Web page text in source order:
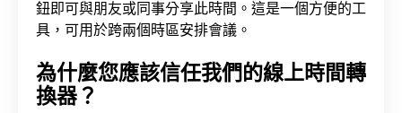
鈕即可與朋友或同事分享此時間。這是一個方便的工
具，可用於跨兩個時區安排會議。
為什麼您應該信任我們的線上時間轉
換器？